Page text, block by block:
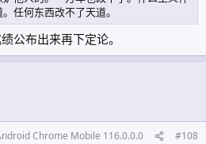
任何东西改不了天道。
公布出来再下定论。
Chrome Mobile 116.0.0.0 #108